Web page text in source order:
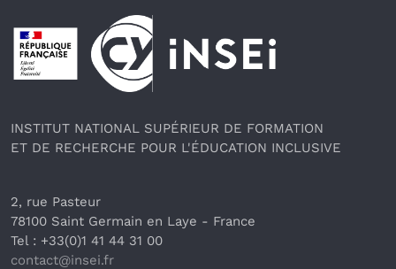
Pied de page
INSTITUT NATIONAL SUPÉRIEUR DE FORMATION
ET DE RECHERCHE POUR L'ÉDUCATION INCLUSIVE
2, rue Pasteur
78100 Saint Germain en Laye - France
Tel : +33(0)1 41 44 31 00
contact@insei.fr